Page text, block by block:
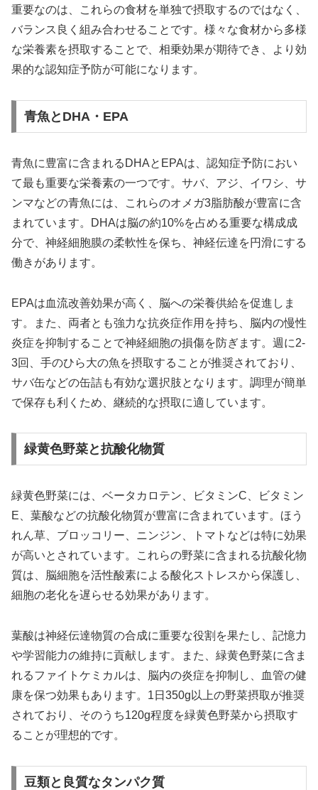
重要なのは、これらの食材を単独で摂取するのではなく、
バランス良く組み合わせることです。様々な食材から多様
な栄養素を摂取することで、相乗効果が期待でき、より効
果的な認知症予防が可能になります。
青魚とDHA・EPA
青魚に豊富に含まれるDHAとEPAは、認知症予防におい
て最も重要な栄養素の一つです。サバ、アジ、イワシ、サ
ンマなどの青魚には、これらのオメガ3脂肪酸が豊富に含
まれています。DHAは脳の約10%を占める重要な構成成
分で、神経細胞膜の柔軟性を保ち、神経伝達を円滑にする
働きがあります。
EPAは血流改善効果が高く、脳への栄養供給を促進しま
す。また、両者とも強力な抗炎症作用を持ち、脳内の慢性
炎症を抑制することで神経細胞の損傷を防ぎます。週に2-
3回、手のひら大の魚を摂取することが推奨されており、
サバ缶などの缶詰も有効な選択肢となります。調理が簡単
で保存も利くため、継続的な摂取に適しています。
緑黄色野菜と抗酸化物質
緑黄色野菜には、ベータカロテン、ビタミンC、ビタミン
E、葉酸などの抗酸化物質が豊富に含まれています。ほう
れん草、ブロッコリー、ニンジン、トマトなどは特に効果
が高いとされています。これらの野菜に含まれる抗酸化物
質は、脳細胞を活性酸素による酸化ストレスから保護し、
細胞の老化を遅らせる効果があります。
葉酸は神経伝達物質の合成に重要な役割を果たし、記憶力
や学習能力の維持に貢献します。また、緑黄色野菜に含ま
れるファイトケミカルは、脳内の炎症を抑制し、血管の健
康を保つ効果もあります。1日350g以上の野菜摂取が推奨
されており、そのうち120g程度を緑黄色野菜から摂取す
ることが理想的です。
豆類と良質なタンパク質